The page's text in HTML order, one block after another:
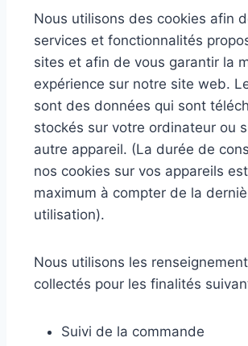
Nous utilisons des cookies afin
services et fonctionnalités
sites et afin de vous garantir la
expérience sur notre site web.
sont des données qui sont
stockés sur votre ordinateur ou
autre appareil. (La durée de
nos cookies sur vos appareils
maximum à compter de la
utilisation).
Nous utilisons les
collectés pour les finalités
Suivi de la commande